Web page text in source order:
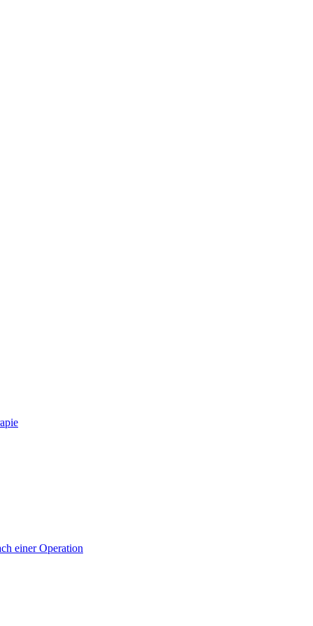
einer Operation